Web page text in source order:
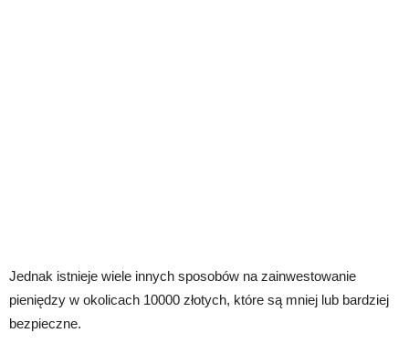
Jednak istnieje wiele innych sposobów na zainwestowanie
pieniędzy w okolicach 10000 złotych, które są mniej lub bardziej
bezpieczne.